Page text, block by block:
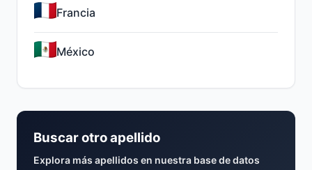
Francia
México
Buscar otro apellido
Explora más apellidos en nuestra base de datos